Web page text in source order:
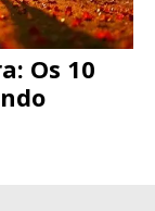
Os 10